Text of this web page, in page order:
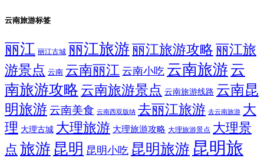
云南旅游标签
丽江 丽江古城 丽江旅游 丽江旅游攻略 丽江旅
游景点 云南 云南丽江 云南小吃 云南旅游 云
南旅游攻略 云南旅游景点 云南旅游线路 云南昆
明旅游 云南美食 云南西双版纳 去丽江旅游 去云南旅游 大
理 大理古城 大理旅游 大理旅游攻略 大理旅游景点 大理景
点 旅游 昆明 昆明小吃 昆明旅游 昆明旅